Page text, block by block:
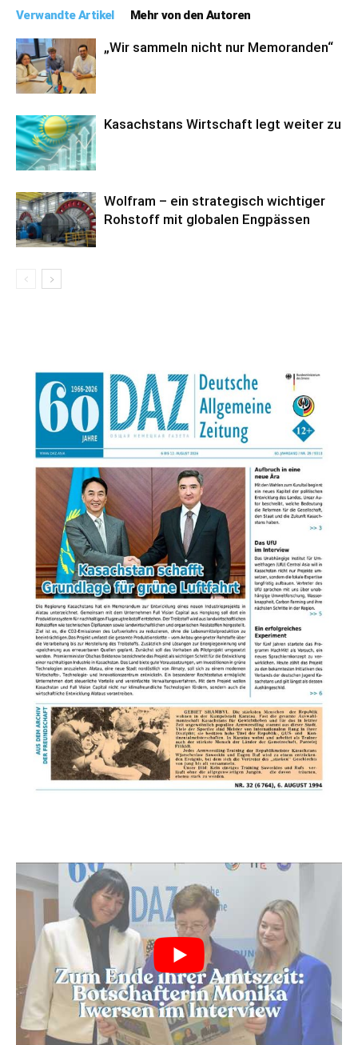
Verwandte Artikel Mehr von den Autoren
„Wir sammeln nicht nur Memoranden“
Kasachstans Wirtschaft legt weiter zu
Wolfram – ein strategisch wichtiger
Rohstoff mit globalen Engpässen